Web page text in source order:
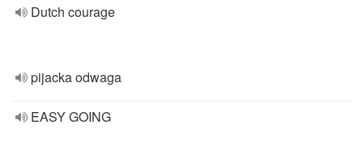
Dutch courage
pijacka odwaga
EASY GOING